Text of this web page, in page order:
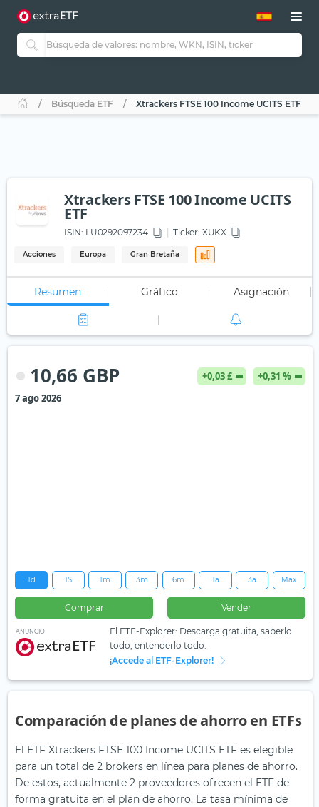
Búsqueda ETF Xtrackers FTSE 100 Income UCITS ETF
Xtrackers FTSE 100 Income UCITS
ETF
ISIN: LU0292097234 Ticker: XUKX
Acciones Europa Gran Bretaña
Resumen Gráfico Asignación
10,66 GBP +0,03 £
+0,31 %
7 ago 2026
1d 1S 1m 3m 6m 1a 3a Max
Comprar Vender
ANUNCIO
El ETF-Explorer: Descarga gratuita, saberlo
todo, entenderlo todo.
¡Accede al ETF-Explorer!
Comparación de planes de ahorro en ETFs
El ETF Xtrackers FTSE 100 Income UCITS ETF es elegible
para un total de 2 brokers en línea para planes de ahorro.
De estos, actualmente 2 proveedores ofrecen el ETF de
forma gratuita en el plan de ahorro. La tasa mínima de